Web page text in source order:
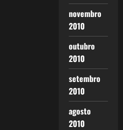
novembro
2010
outubro
2010
setembro
2010
agosto
2010